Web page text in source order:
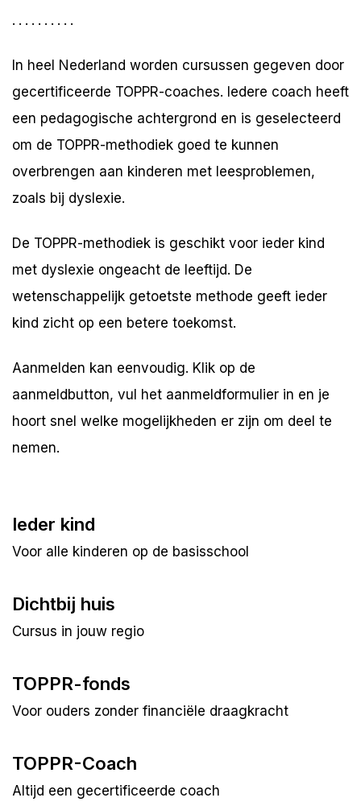
..........
In heel Nederland worden cursussen gegeven door
gecertificeerde TOPPR-coaches. Iedere coach heeft
een pedagogische achtergrond en is geselecteerd
om de TOPPR-methodiek goed te kunnen
overbrengen aan kinderen met leesproblemen,
zoals bij dyslexie.
De TOPPR-methodiek is geschikt voor ieder kind
met dyslexie ongeacht de leeftijd. De
wetenschappelijk getoetste methode geeft ieder
kind zicht op een betere toekomst.
Aanmelden kan eenvoudig. Klik op de
aanmeldbutton, vul het aanmeldformulier in en je
hoort snel welke mogelijkheden er zijn om deel te
nemen.
Ieder kind
Voor alle kinderen op de basisschool
Dichtbij huis
Cursus in jouw regio
TOPPR-fonds
Voor ouders zonder financiële draagkracht
TOPPR-Coach
Altijd een gecertificeerde coach